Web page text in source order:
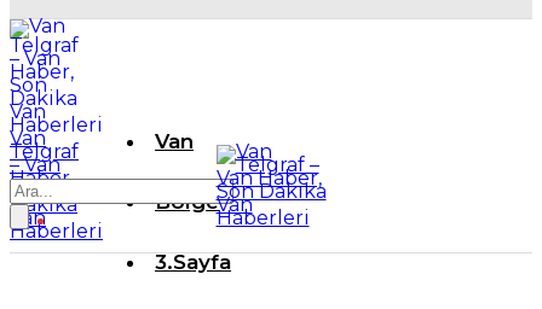
Van
Telgraf
– Van
Haber,
Son
Dakika
Van
Haberleri
Van
Bölge
3.Sayfa